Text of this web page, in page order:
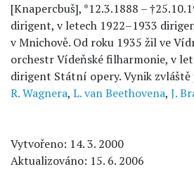
[Knapercbuš], *12.3.1888 –
dirigent, v letech 1922–1933
v Mnichově. Od roku 1935 žil ve
orchestr Vídeňské filharmonie, v
dirigent Státní opery. Vynik
R. Wagnera, L. van Beethovena, J.
Vytvořeno: 14. 3. 2000
Aktualizováno: 15. 6. 2006